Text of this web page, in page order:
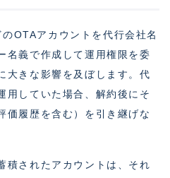
OTAアカウントを代行会社名
名義で作成して運用権限を委
大きな影響を及ぼします。代
用していた場合、解約後にそ
価履歴を含む）を引き継げな
積されたアカウントは、それ